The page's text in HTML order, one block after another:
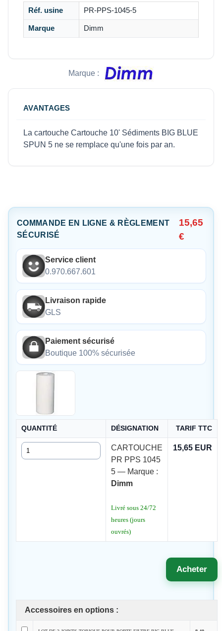
Réf. usine PR-PPS-1045-5
Marque Dimm
Marque :
AVANTAGES
La cartouche Cartouche 10' Sédiments BIG BLUE
SPUN 5 ne se remplace qu'une fois par an.
COMMANDE EN LIGNE & RÈGLEMENT
SÉCURISÉ
15,65
€
Service client
0.970.667.601
Livraison rapide
GLS
Paiement sécurisé
Boutique 100% sécurisée
QUANTITÉ DÉSIGNATION TARIF TTC
Quantité
CARTOUCHE
PR PPS 1045
5 — Marque :
Dimm
Livré sous 24/72
heures (jours
ouvrés)
15,65 EUR
Acheter
Accessoires en options :